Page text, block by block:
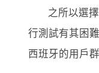
之所以選
行測試有其困
西班牙的用戶